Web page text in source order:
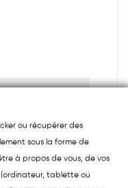
ou récupérer des
sous la forme de
à propos de vous, de vos
tablette ou